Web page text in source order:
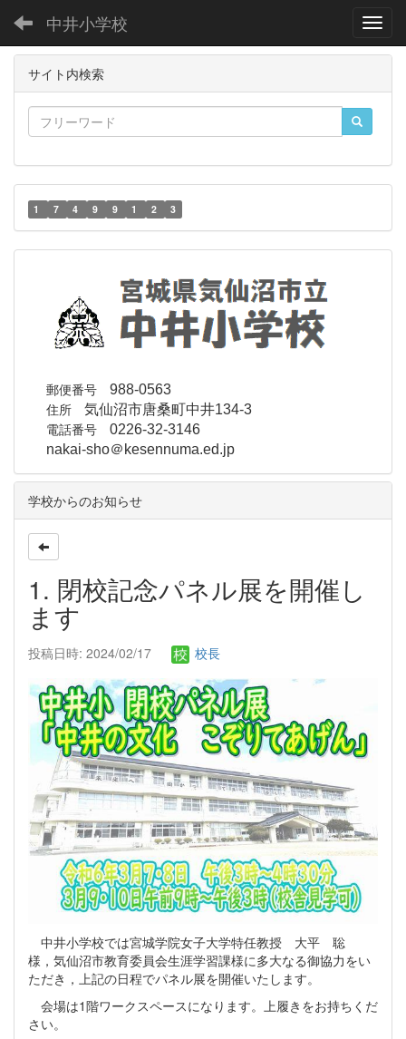
中井小学校
サイト内検索
1 7 4 9 9 1 2 3
郵便番号 988-0563
住所 気仙沼市唐桑町中井134-3
電話番号 0226-32-3146
nakai-sho＠kesennuma.ed.jp
学校からのお知らせ
1. 閉校記念パネル展を開催し
ます
投稿日時: 2024/02/17 校長
中井小学校では宮城学院女子大学特任教授 大平 聡
様，気仙沼市教育委員会生涯学習課様に多大なる御協力をい
ただき，上記の日程でパネル展を開催いたします。
会場は1階ワークスペースになります。上履きをお持ちくだ
さい。